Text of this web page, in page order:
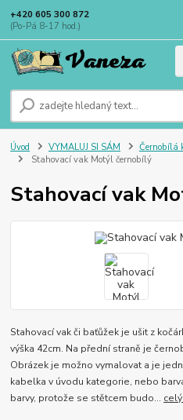
+420 605 300 872
(Po-Pá 8-17 hod.)
Úvod VYMALUJ SI SÁM Černobílá
Stahovací vak Motýl černobílý
Stahovací vak
Stahovací vak či baťůžek je ušit z
výška 42cm. Na přední straně je
Obrázek je možno vymalovat a je
kabelka v úvodu kategorie, nebo
barvy, protože se stětcem budo...